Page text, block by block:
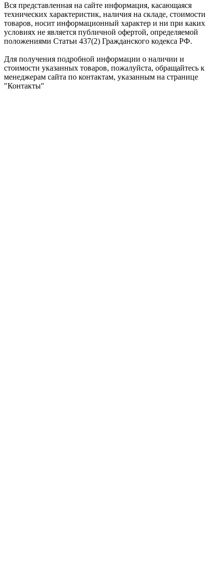
Вся представленная на сайте информация, касающаяся
технических характеристик, наличия на складе, стоимости
товаров, носит информационный характер и ни при каких
условиях не является публичной офертой, определяемой
положениями Статьи 437(2) Гражданского кодекса РФ.
Для получения подробной информации о наличии и
стоимости указанных товаров, пожалуйста, обращайтесь к
менеджерам сайта по контактам, указанным на странице
"Контакты"